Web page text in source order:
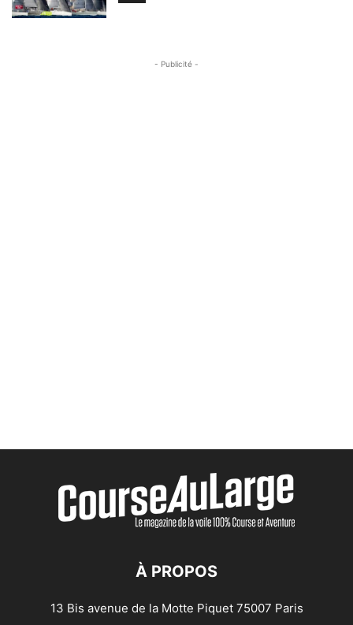
- Publicité -
À PROPOS
13 Bis avenue de la Motte Piquet 75007 Paris